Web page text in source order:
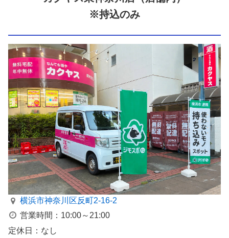
※持込のみ
横浜市神奈川区反町2-16-2
営業時間：10:00～21:00
定休日：なし